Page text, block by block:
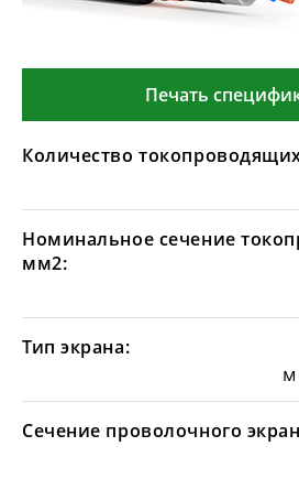
Печать
Количество
Номинальное сечение
мм2:
Тип экрана:
Сечение проволочного